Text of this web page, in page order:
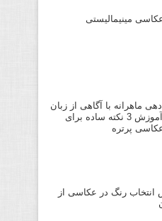
مینیمالیستی
ماهرانه با آگاهی از زبان
بدن - آموزش 3 نکته ساده برای
پرتره
انتخاب رنگ در عکاسی از